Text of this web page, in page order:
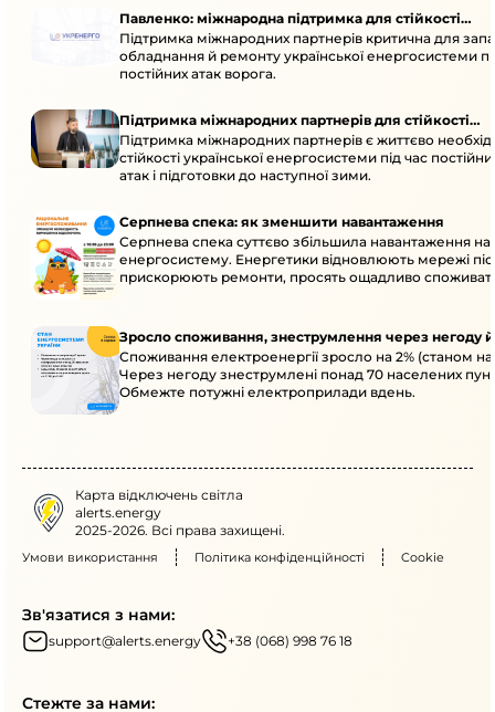
Павленко: міжнародна підтримка для стійкості
енергосистеми
Підтримка міжнародних партнерів критична для
обладнання й ремонту української енергосистеми
постійних атак ворога.
Підтримка міжнародних партнерів для стійкості
енергосистеми
Підтримка міжнародних партнерів є життєво
стійкості української енергосистеми під час
атак і підготовки до наступної зими.
Серпнева спека: як зменшити навантаження
Серпнева спека суттєво збільшила навантаження на
енергосистему. Енергетики відновлюють мережі
прискорюють ремонти, просять ощадливо
Зросло споживання, знеструмлення через негоду
Споживання електроенергії зросло на 2% (станом на
Через негоду знеструмлені понад 70 населених
Обмежте потужні електроприлади вдень.
Карта відключень світла
alerts.energy
2025-2026. Всі права захищені.
Умови використання Політика конфіденційності Cookie
Зв'язатися з нами:
support@alerts.energy +38 (068) 998 76 18
Стежте за нами: